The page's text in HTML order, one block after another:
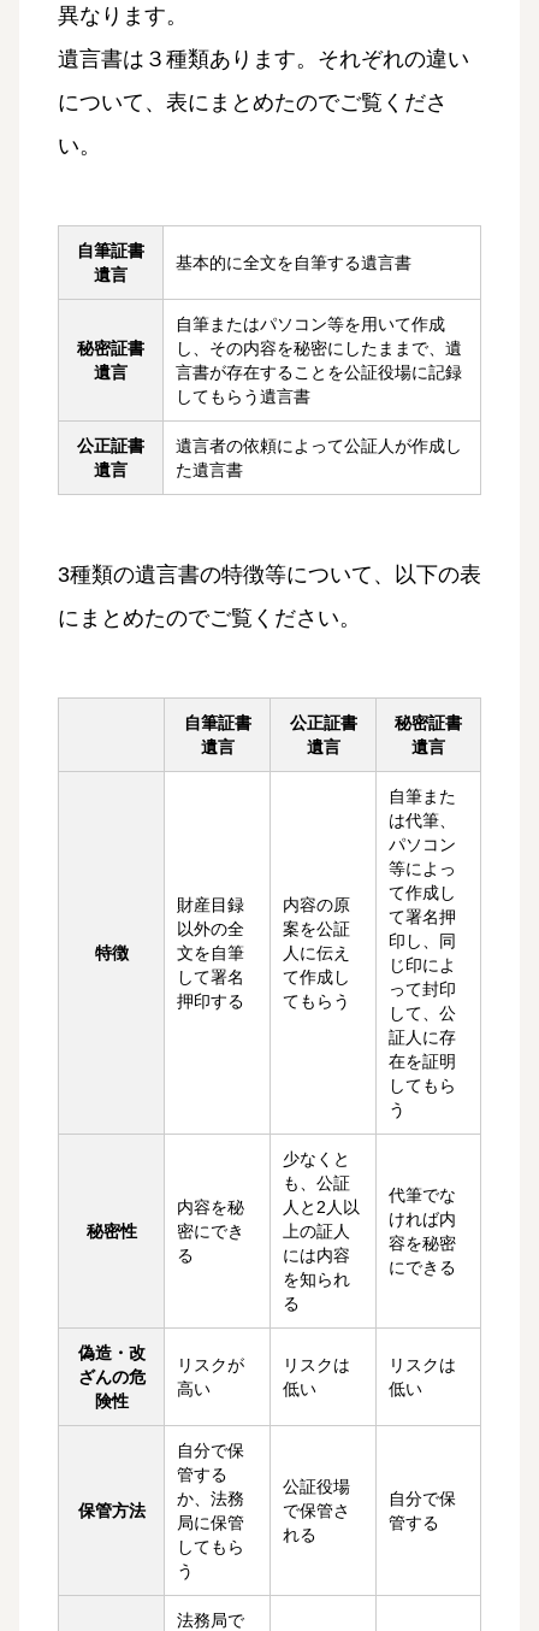
異なります。
遺言書は３種類あります。それぞれの違い
について、表にまとめたのでご覧くださ
い。
自筆証書
遺言
基本的に全文を自筆する遺言書
秘密証書
遺言
自筆またはパソコン等を用いて作成
し、その内容を秘密にしたままで、遺
言書が存在することを公証役場に記録
してもらう遺言書
公正証書
遺言
遺言者の依頼によって公証人が作成し
た遺言書
3種類の遺言書の特徴等について、以下の表
にまとめたのでご覧ください。
自筆証書
遺言
公正証書
遺言
秘密証書
遺言
特徴
財産目録
以外の全
文を自筆
して署名
押印する
内容の原
案を公証
人に伝え
て作成し
てもらう
自筆また
は代筆、
パソコン
等によっ
て作成し
て署名押
印し、同
じ印によ
って封印
して、公
証人に存
在を証明
してもら
う
秘密性
内容を秘
密にでき
る
少なくと
も、公証
人と2人以
上の証人
には内容
を知られ
る
代筆でな
ければ内
容を秘密
にできる
偽造・改
ざんの危
険性
リスクが
高い
リスクは
低い
リスクは
低い
保管方法
自分で保
管する
か、法務
局に保管
してもら
う
公証役場
で保管さ
れる
自分で保
管する
法務局で